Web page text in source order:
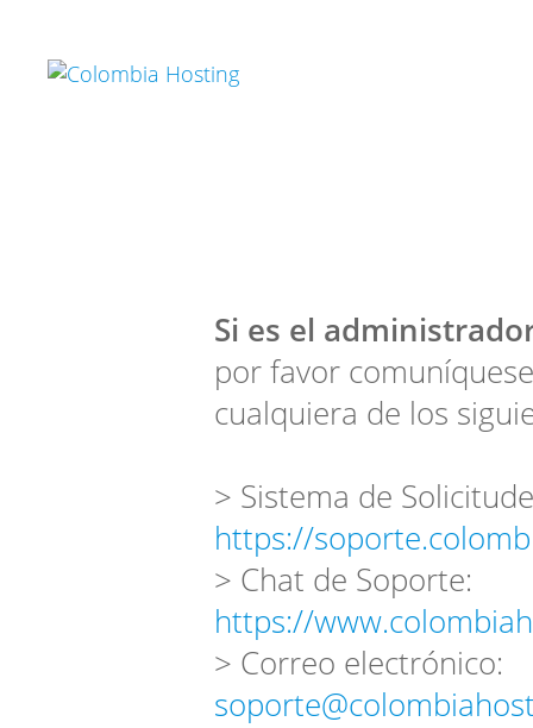
Si es el
por favor
cualquiera de los
> Sistema de
https://
> Chat de Soporte:
https://
> Correo electrónico: